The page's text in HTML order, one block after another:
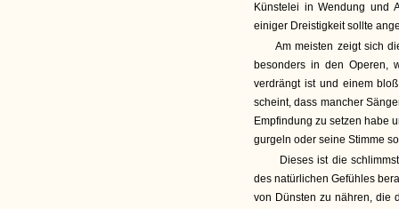
Künstelei in Wendung und
einiger Dreistigkeit sollte
Am meisten zeigt sich
besonders in den Operen,
verdrängt ist und einem
scheint, dass mancher
Empfindung zu setzen habe
gurgeln oder seine Stimme
Dieses ist die
des natürlichen Gefühles
von Dünsten zu nähren, die